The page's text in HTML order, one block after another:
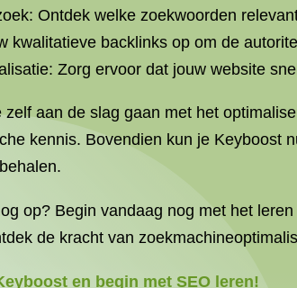
Ontdek welke zoekwoorden
kwalitatieve backlinks op om de
Zorg ervoor dat jouw website
zelf aan de slag gaan met het
kennis. Bovendien kun je Keyboost
op? Begin vandaag nog met het
de kracht van
en begin met SEO leren!